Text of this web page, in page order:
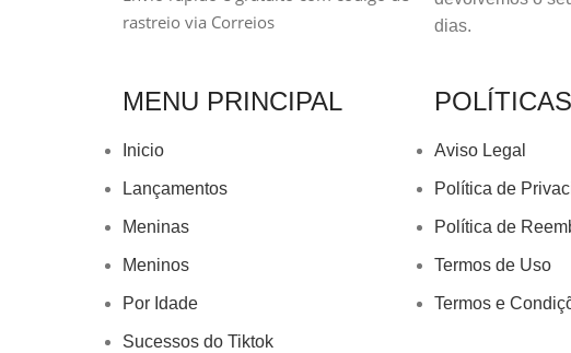
rastreio via Correios
dias.
MENU PRINCIPAL
Inicio
Lançamentos
Meninas
Meninos
Por Idade
Sucessos do Tiktok
POLÍTICAS
Aviso Legal
Política de
Política de
Termos de Uso
Termos e